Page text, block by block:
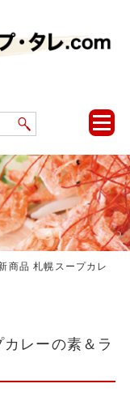
toggle
商品 札幌スープカレ
レーの素＆ラ